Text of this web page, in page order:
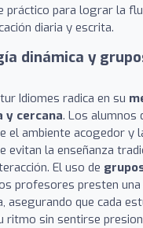
práctico para lograr la
diaria y escrita.
dinámica y
Idiomes radica en su
y cercana. Los alumnos
el ambiente acogedor y
evitan la enseñanza
El uso de
profesores presten una
asegurando que cada
ritmo sin sentirse